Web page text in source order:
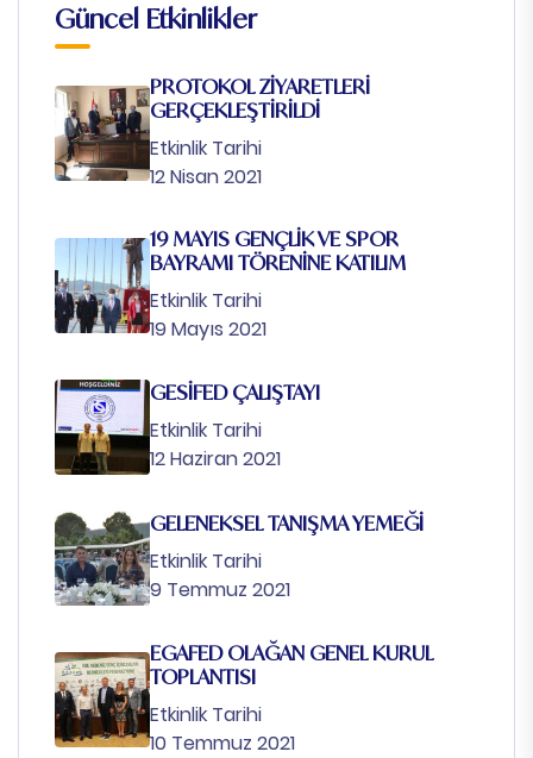
Güncel Etkinlikler
PROTOKOL ZİYARETLERİ
GERÇEKLEŞTİRİLDİ
Etkinlik Tarihi
12 Nisan 2021
19 MAYIS GENÇLİK VE SPOR
BAYRAMI TÖRENİNE KATILIM
Etkinlik Tarihi
19 Mayıs 2021
GESİFED ÇALIŞTAYI
Etkinlik Tarihi
12 Haziran 2021
GELENEKSEL TANIŞMA YEMEĞİ
Etkinlik Tarihi
9 Temmuz 2021
EGAFED OLAĞAN GENEL KURUL
TOPLANTISI
Etkinlik Tarihi
10 Temmuz 2021